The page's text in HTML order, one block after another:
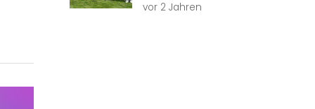
vor 2 Jahren